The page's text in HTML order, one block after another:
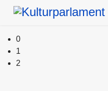
0
1
2